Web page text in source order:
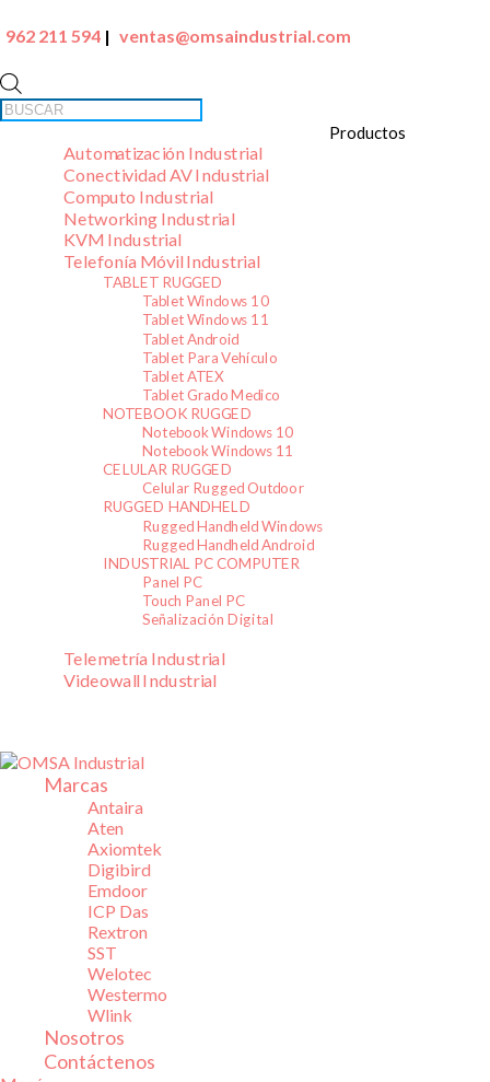
962 211 594 | ventas@omsaindustrial.com
de
productos
Automatización Industrial
Conectividad AV Industrial
Computo Industrial
Networking Industrial
KVM Industrial
Telefonía Móvil Industrial
TABLET RUGGED
Tablet Windows 10
Tablet Windows 11
Tablet Android
Tablet Para Vehículo
Tablet ATEX
Tablet Grado Medico
NOTEBOOK RUGGED
Notebook Windows 10
Notebook Windows 11
CELULAR RUGGED
Celular Rugged Outdoor
RUGGED HANDHELD
Rugged Handheld Windows
Rugged Handheld Android
INDUSTRIAL PC COMPUTER
Panel PC
Touch Panel PC
Señalización Digital
Telemetría Industrial
Videowall Industrial
Marcas
Antaira
Aten
Axiomtek
Digibird
Emdoor
ICP Das
Rextron
SST
Welotec
Westermo
Wlink
Nosotros
Contáctenos